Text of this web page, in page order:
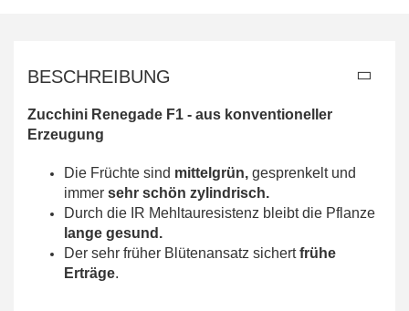
BESCHREIBUNG
Zucchini Renegade F1 - aus konventioneller
Erzeugung
Die Früchte sind mittelgrün, gesprenkelt und
immer sehr schön zylindrisch.
Durch die IR Mehltauresistenz bleibt die Pflanze
lange gesund.
Der sehr früher Blütenansatz sichertfrühe
Erträge.